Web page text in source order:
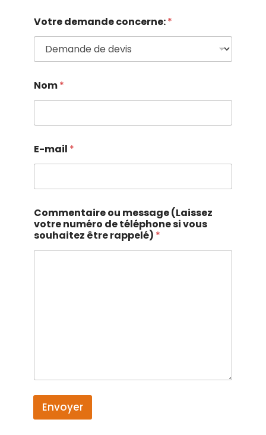
Votre demande concerne:*
*
:
Nom*
E-mail *
Commentaire ou message (Laissez
votre numéro de téléphone si vous
souhaitez être rappelé) *
Envoyer